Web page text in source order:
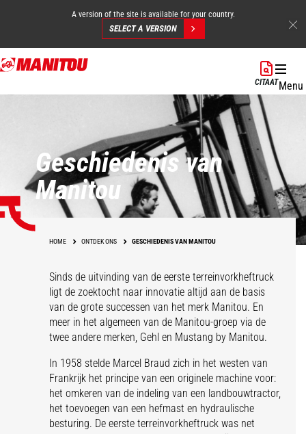
Overslaan
en
A version of the site is available for your country.
SELECT A VERSION
CITAATMenu
Geschiedenis van
Manitou
HOME ONTDEK ONS GESCHIEDENIS VAN MANITOU
Sinds de uitvinding van de eerste terreinvorkheftruck
ligt de zoektocht naar innovatie altijd aan de basis
van de grote successen van het merk Manitou. En
meer in het algemeen van de Manitou-groep via de
twee andere merken, Gehl en Mustang by Manitou.
In 1958 stelde Marcel Braud zich in het westen van
Frankrijk het principe van een originele machine voor:
het omkeren van de indeling van een landbouwtractor,
het toevoegen van een hefmast en hydraulische
besturing. De eerste terreinvorkheftruck was net